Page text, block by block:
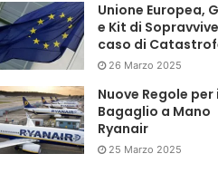
Unione Europea,
e Kit di
caso di
26 Marzo 2025
Nuove Regole per
Bagaglio a Mano
Ryanair
25 Marzo 2025